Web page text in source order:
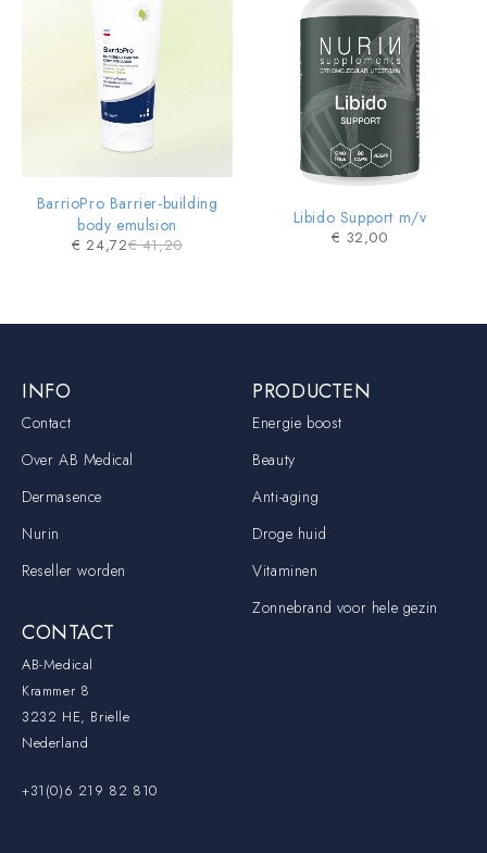
BarrioPro Barrier-building
body emulsion
€41,20
€ 24,72
Libido Support m/v
€ 32,00
INFO
Contact
Over AB Medical
Dermasence
Nurin
Reseller worden
PRODUCTEN
Energie boost
Beauty
Anti-aging
Droge huid
Vitaminen
Zonnebrand voor hele gezin
CONTACT
AB-Medical
Krammer 8
3232 HE, Brielle
Nederland
+31(0)6 219 82 810